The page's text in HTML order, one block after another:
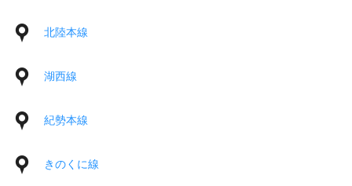
北陸本線
湖西線
紀勢本線
きのくに線